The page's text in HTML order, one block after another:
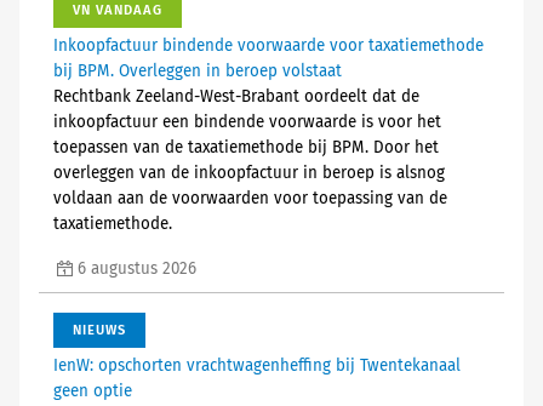
VN VANDAAG
Inkoopfactuur bindende voorwaarde voor taxatiemethode
bij BPM. Overleggen in beroep volstaat
Rechtbank Zeeland-West-Brabant oordeelt dat de
inkoopfactuur een bindende voorwaarde is voor het
toepassen van de taxatiemethode bij BPM. Door het
overleggen van de inkoopfactuur in beroep is alsnog
voldaan aan de voorwaarden voor toepassing van de
taxatiemethode.
6 augustus 2026
NIEUWS
IenW: opschorten vrachtwagenheffing bij Twentekanaal
geen optie